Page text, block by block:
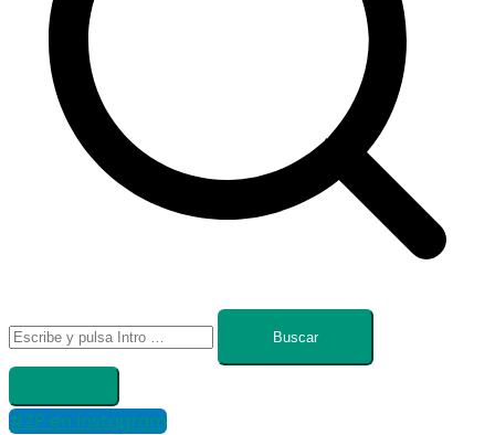
Buscar:
#ZP en Instagram